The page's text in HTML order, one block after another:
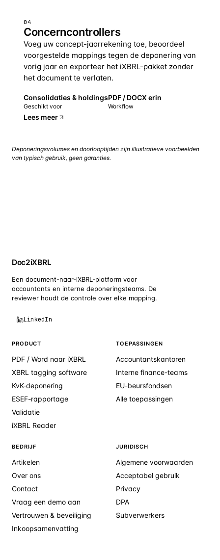
04
Concerncontrollers
Voeg uw concept-jaarrekening toe, beoordeel
voorgestelde mappings tegen de deponering van
vorig jaar en exporteer het iXBRL-pakket zonder
het document te verlaten.
Consolidaties & holdings
Geschikt voor
PDF / DOCX erin
Workflow
Lees meer
Deponeringsvolumes en doorlooptijden zijn illustratieve voorbeelden
van typisch gebruik, geen garanties.
Doc2iXBRL
Een document-naar-iXBRL-platform voor
accountants en interne deponeringsteams. De
reviewer houdt de controle over elke mapping.
LinkedIn
PRODUCT
PDF / Word naar iXBRL
XBRL tagging software
KvK-deponering
ESEF-rapportage
Validatie
iXBRL Reader
TOEPASSINGEN
Accountantskantoren
Interne finance-teams
EU-beursfondsen
Alle toepassingen
BEDRIJF
Artikelen
Over ons
Contact
Vraag een demo aan
Vertrouwen & beveiliging
Inkoopsamenvatting
JURIDISCH
Algemene voorwaarden
Acceptabel gebruik
Privacy
DPA
Subverwerkers